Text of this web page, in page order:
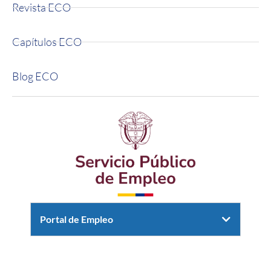
Revista ECO
Capítulos ECO
Blog ECO
Portal de Empleo